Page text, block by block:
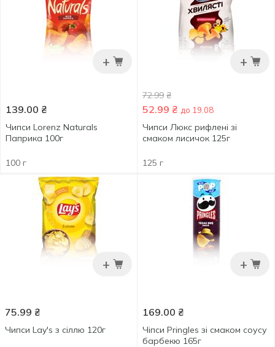
+
139.00 ₴
Чипси Lorenz Naturals
Паприка 100г
100 г
+
72.99 ₴
52.99 ₴ до 19.08
Чипси Люкc рифлені зі
смаком лисичок 125г
125 г
+
75.99 ₴
Чипси Lay's з сіллю 120г
+
169.00 ₴
Чіпси Pringles зі смаком соусу
барбекю 165г